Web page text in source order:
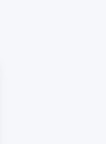
ク）OK